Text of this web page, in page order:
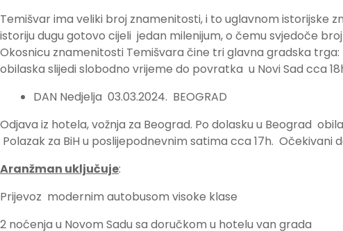
Temišvar ima veliki broj znamenitosti, i to uglavnom istorijske
istoriju dugu gotovo cijeli jedan milenijum, o čemu svjedoče
Okosnicu znamenitosti Temišvara čine tri glavna gradska trga:
obilaska slijedi slobodno vrijeme do povratka u Novi Sad cca
DAN Nedjelja 03.03.2024. BEOGRAD
Odjava iz hotela, vožnja za Beograd. Po dolasku u Beograd
Polazak za BiH u poslijepodnevnim satima cca 17h. Očekivani
Aranžman uključuje:
Prijevoz modernim autobusom visoke klase
2 noćenja u Novom Sadu sa doručkom u hotelu van grada